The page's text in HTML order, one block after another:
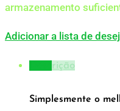
armazenamento
Adicionar a lista de
Descrição
Simplesmente o